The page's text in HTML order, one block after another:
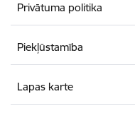
Privātuma politika
Piekļūstamība
Lapas karte